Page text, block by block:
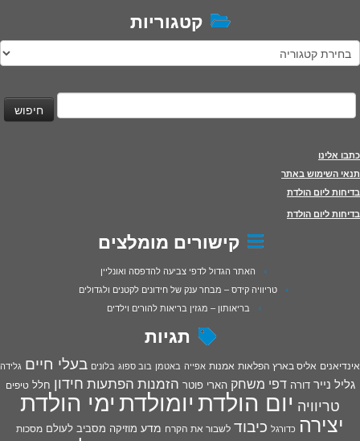
קטגוריות
קטגוריות
חיפוש:
כתבו אלינו
תנאי השימוש באתר
בדיחות ליום הולדת
בדיחות ליום הולדת
קישורים מומלצים
האתר הגדול לדפי צביעה להדפסה ואונליין
טריוויה קידס – מבחר ענק של חידונים לקטנים ולגדולים
בריאותון – מגזין בריאות להורים וילדים
תגיות
אינדיאנים אליס בארץ הפלאות אמנות אפייה באטמן בוב ספוג בלונים בעלי חיים גלידה
גליל נייר דורה דפי משחק הארי פוטר הזמנות הפתעות חידון חלל טיפים
טריוויה יום הולדתיומולדתימי הולדת
יצירה כדורגל כיבוד לשבור את הקרח מדע מוזיקה מסביב לעולם מסכות